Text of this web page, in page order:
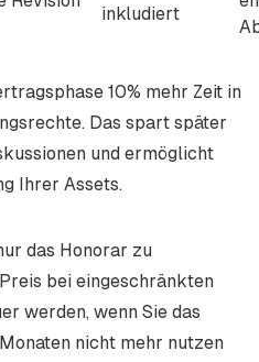
inkludiert
10% mehr Zeit in
Das spart später
und ermöglicht
Ihrer Assets.
das Honorar zu
bei eingeschränkten
werden, wenn Sie das
nicht mehr nutzen